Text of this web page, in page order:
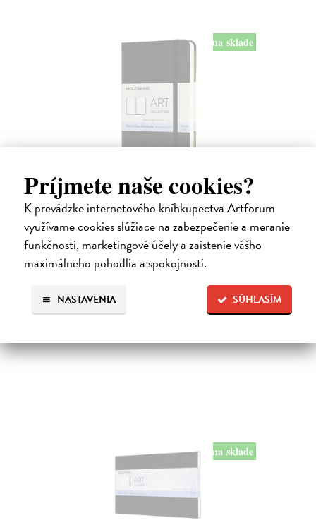
Príjmete naše cookies?
K prevádzke internetového kníhkupectva Artforum
využívame cookies slúžiace na zabezpečenie a meranie
funkčnosti, marketingové účely a zaistenie vášho
maximálneho pohodlia a spokojnosti.
SÚHLASÍM
NASTAVENIA
na sklade
Akvarelový skicář zápisník Moleskine S
9 x 14 cm| Zápisník Moleskine
Černý akvarelový skicář kapesní velikosti. 60 stran z 200 gramového
bavlněného papíru, jaký používali například Delacroix, Le Corbusier či
Picasso. Vhodný k malování a kreslení, ideální pro zachycení
chvilkové…
19,48 €
na sklade